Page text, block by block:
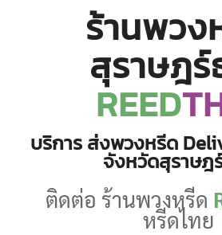
ร้านพวง
สุราษฎร์
REED
บริการ ส่งพวงหรีด
จังหวัดสุราษฎ
ติดต่อ ร้านพวงหรีด
หรีดไทย